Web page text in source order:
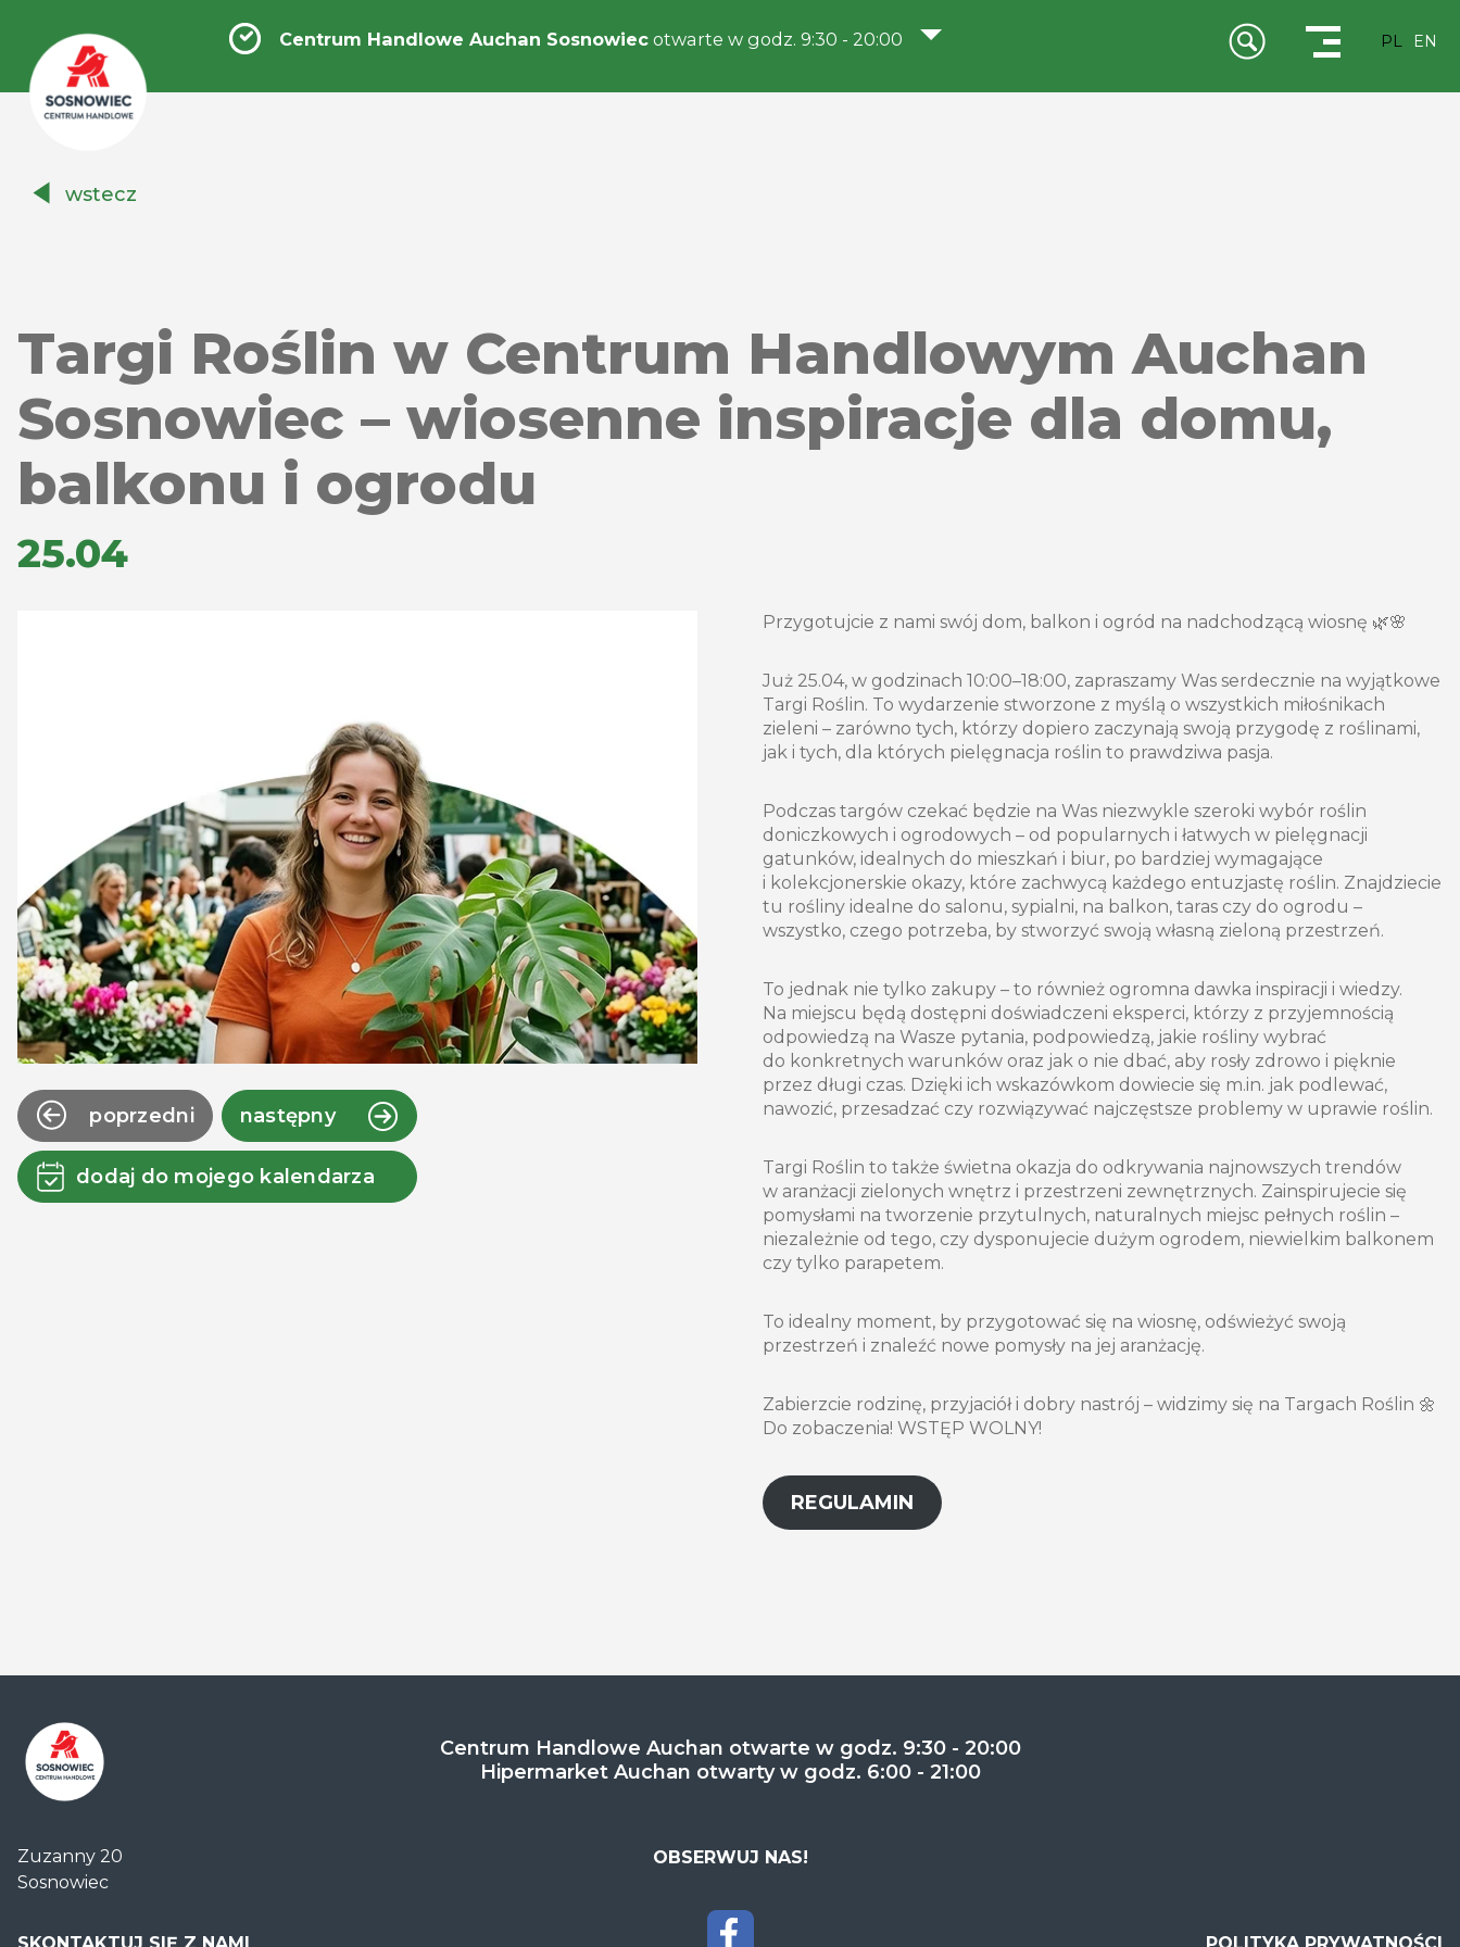
Handlowe
Centrum Handlowe Auchan Sosnowiec otwarte w godz. 9:30 - 20:00 PL EN
wstecz
Targi Roślin w Centrum Handlowym Auchan
Sosnowiec – wiosenne inspiracje dla domu,
balkonu i ogrodu
25.04
poprzedni następny
dodaj do mojego kalendarza
Przygotujcie z nami swój dom, balkon i ogród na nadchodzącą wiosnę 🌿🌸
Już 25.04, w godzinach 10:00–18:00, zapraszamy Was serdecznie na wyjątkowe
Targi Roślin. To wydarzenie stworzone z myślą o wszystkich miłośnikach
zieleni – zarówno tych, którzy dopiero zaczynają swoją przygodę z roślinami,
jak i tych, dla których pielęgnacja roślin to prawdziwa pasja.
Podczas targów czekać będzie na Was niezwykle szeroki wybór roślin
doniczkowych i ogrodowych – od popularnych i łatwych w pielęgnacji
gatunków, idealnych do mieszkań i biur, po bardziej wymagające
i kolekcjonerskie okazy, które zachwycą każdego entuzjastę roślin. Znajdziecie
tu rośliny idealne do salonu, sypialni, na balkon, taras czy do ogrodu –
wszystko, czego potrzeba, by stworzyć swoją własną zieloną przestrzeń.
To jednak nie tylko zakupy – to również ogromna dawka inspiracji i wiedzy.
Na miejscu będą dostępni doświadczeni eksperci, którzy z przyjemnością
odpowiedzą na Wasze pytania, podpowiedzą, jakie rośliny wybrać
do konkretnych warunków oraz jak o nie dbać, aby rosły zdrowo i pięknie
przez długi czas. Dzięki ich wskazówkom dowiecie się m.in. jak podlewać,
nawozić, przesadzać czy rozwiązywać najczęstsze problemy w uprawie roślin.
Targi Roślin to także świetna okazja do odkrywania najnowszych trendów
w aranżacji zielonych wnętrz i przestrzeni zewnętrznych. Zainspirujecie się
pomysłami na tworzenie przytulnych, naturalnych miejsc pełnych roślin –
niezależnie od tego, czy dysponujecie dużym ogrodem, niewielkim balkonem
czy tylko parapetem.
To idealny moment, by przygotować się na wiosnę, odświeżyć swoją
przestrzeń i znaleźć nowe pomysły na jej aranżację.
Zabierzcie rodzinę, przyjaciół i dobry nastrój – widzimy się na Targach Roślin 🌼
Do zobaczenia! WSTĘP WOLNY!
REGULAMIN
Handlowe
Auchan
Zuzanny 20
Sosnowiec
Centrum Handlowe Auchan otwarte w godz. 9:30 - 20:00
Hipermarket Auchan otwarty w godz. 6:00 - 21:00
OBSERWUJ NAS!